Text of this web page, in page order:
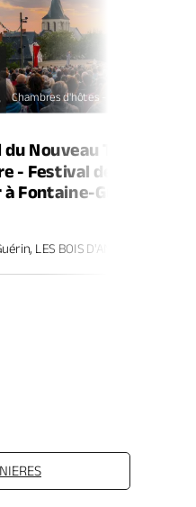
Chambres d'hôtes - Chambre du Moulin
Nouveau Théâtre
- Festival de théâtre en
Fontaine-Guérin
LES BOIS D'ANJOU